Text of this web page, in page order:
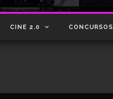
CINE 2.0 CONCURSOS